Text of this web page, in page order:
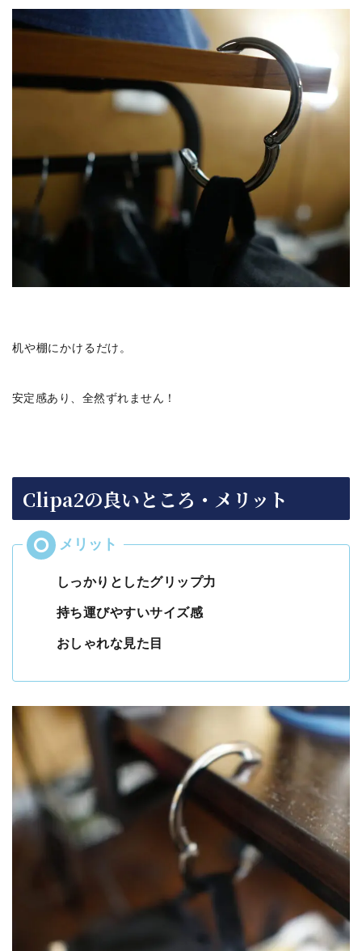
机や棚にかけるだけ。
安定感あり、全然ずれません！
Clipa2の良いところ・メリット
しっかりとしたグリップ力
持ち運びやすいサイズ感
おしゃれな見た目